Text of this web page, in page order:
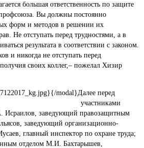
большая ответственность по защите
Вы должны постоянно
форм и методов в решении их
Не отступать перед трудностями, а в
результата в соответствии с законом.
и никогда не отступать перед
своих коллег,– пожелал Хизир
{/modal}Далее перед
участниками
Исраилов, заведующий правозащитным
заведующий организационно-
главный инспектор по охране труда;
отделом М.И. Бахтарышев,